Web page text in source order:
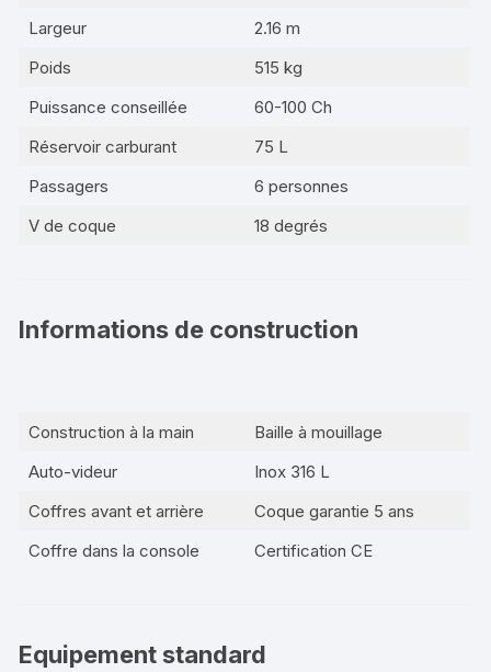
Largeur
2.16 m
Poids
515 kg
Puissance conseillée
60-100 Ch
Réservoir carburant
75 L
Passagers
6 personnes
V de coque
18 degrés
Informations de construction
Construction à la main
Baille à mouillage
Auto-videur
Inox 316 L
Coffres avant et arrière
Coque garantie 5 ans
Coffre dans la console
Certification CE
Equipement standard